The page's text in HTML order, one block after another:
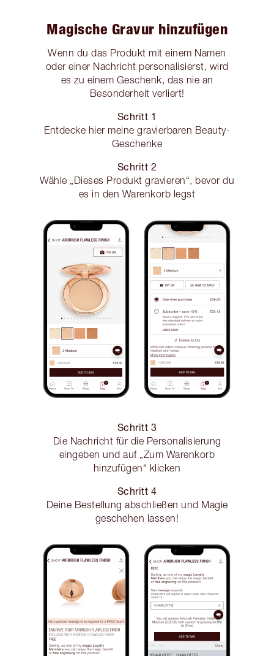
Magische Gravur hinzufügen
Wenn du das Produkt mit einem Namen
oder einer Nachricht personalisierst, wird
es zu einem Geschenk, das nie an
Besonderheit verliert!
Schritt 1
Entdecke hier meine gravierbaren Beauty-
Geschenke
Schritt 2
Wähle „Dieses Produkt gravieren“, bevor du
es in den Warenkorb legst
Schritt 3
Die Nachricht für die Personalisierung
eingeben und auf „Zum Warenkorb
hinzufügen“ klicken
Schritt 4
Deine Bestellung abschließen und Magie
geschehen lassen!